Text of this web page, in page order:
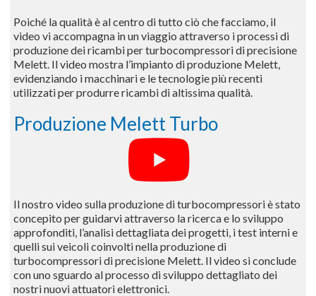
Poiché la qualità è al centro di tutto ciò che facciamo, il
video vi accompagna in un viaggio attraverso i processi di
produzione dei ricambi per turbocompressori di precisione
Melett. Il video mostra l’impianto di produzione Melett,
evidenziando i macchinari e le tecnologie più recenti
utilizzati per produrre ricambi di altissima qualità.
Produzione Melett Turbo
Il nostro video sulla produzione di turbocompressori è stato
concepito per guidarvi attraverso la ricerca e lo sviluppo
approfonditi, l’analisi dettagliata dei progetti, i test interni e
quelli sui veicoli coinvolti nella produzione di
turbocompressori di precisione Melett. Il video si conclude
con uno sguardo al processo di sviluppo dettagliato dei
nostri nuovi attuatori elettronici.